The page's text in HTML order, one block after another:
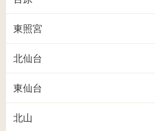
東照宮
北仙台
東仙台
北山